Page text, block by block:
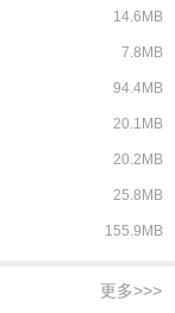
14.6MB
7.8MB
94.4MB
20.1MB
20.2MB
25.8MB
155.9MB
更多>>>